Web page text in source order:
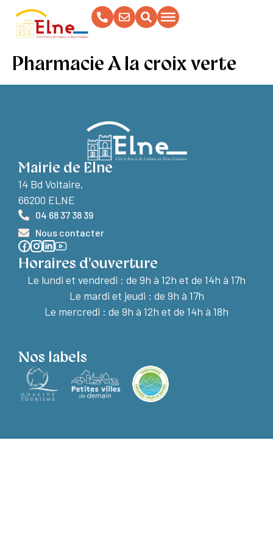
principal
Pharmacie A la croix verte
Mairie de Elne
14 Bd Voltaire,
66200 ELNE
04 68 37 38 39
Nous contacter
Horaires d'ouverture
Le lundi et vendredi : de 9h à 12h et de 14h à 17h
Le mardi et jeudi : de 9h à 17h
Le mercredi : de 9h à 12h et de 14h à 18h
Nos labels